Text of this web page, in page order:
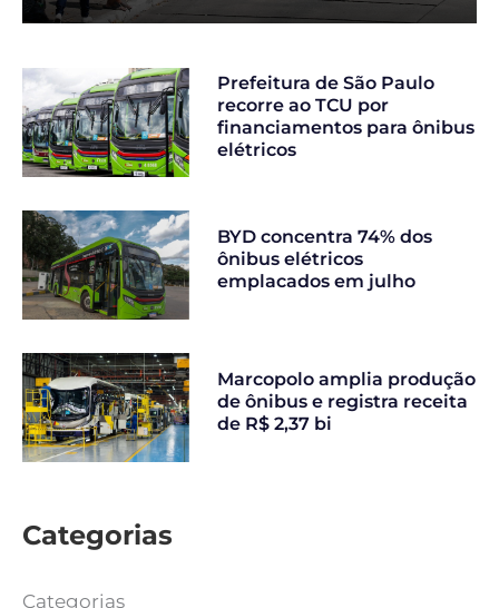
Prefeitura de São Paulo
recorre ao TCU por
financiamentos para ônibus
elétricos
BYD concentra 74% dos
ônibus elétricos
emplacados em julho
Marcopolo amplia produção
de ônibus e registra receita
de R$ 2,37 bi
Categorias
Categorias